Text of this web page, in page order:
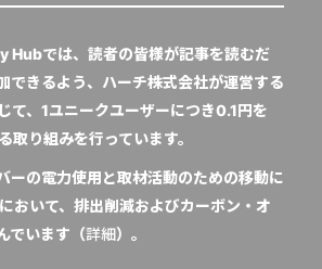
では、読者の皆様が記事を読むだ
できるよう、ハーチ株式会社が運営する
て、1ユニークユーザーにつき0.1円を
取り組みを行っています。
ーの電力使用と取材活動のための移動に
おいて、排出削減およびカーボン・オ
でいます（詳細）。